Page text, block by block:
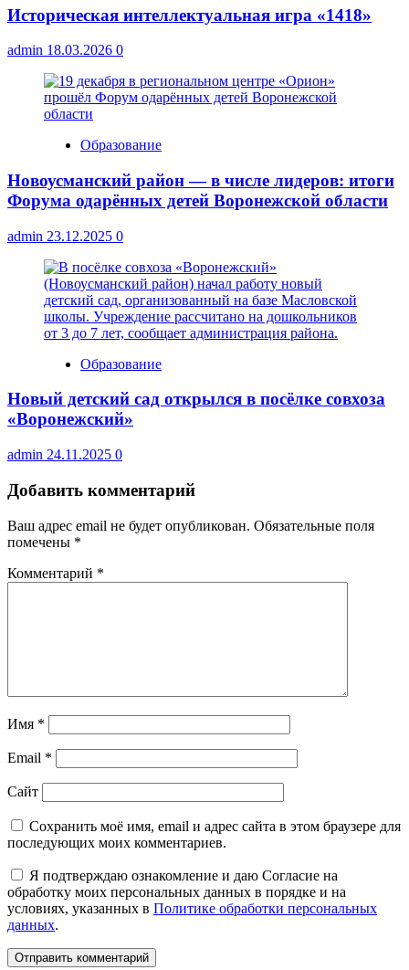
Историческая интеллектуальная игра «1418»
admin 18.03.2026 0
Образование
Новоусманский район — в числе лидеров: итоги
Форума одарённых детей Воронежской области
admin 23.12.2025 0
Образование
Новый детский сад открылся в посёлке совхоза
«Воронежский»
admin 24.11.2025 0
Добавить комментарий
Ваш адрес email не будет опубликован. Обязательные поля
помечены *
Комментарий *
Имя *
Email *
Сайт
Сохранить моё имя, email и адрес сайта в этом браузере для
последующих моих комментариев.
Я подтверждаю ознакомление и даю Согласие на
обработку моих персональных данных в порядке и на
условиях, указанных в Политике обработки персональных
данных.